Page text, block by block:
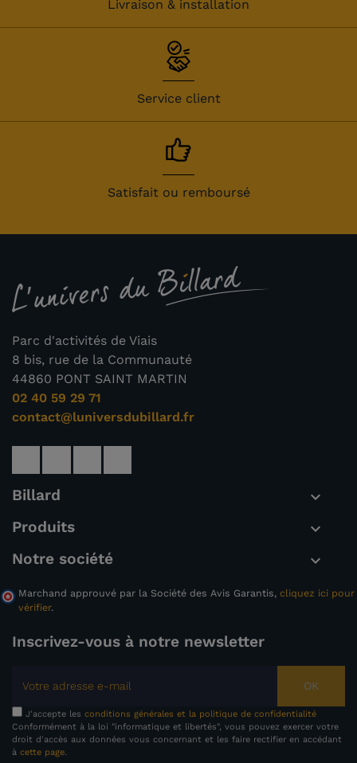
Livraison & installation
Service client
Satisfait ou remboursé
Parc d'activités de Viais
8 bis, rue de la Communauté
44860 PONT SAINT MARTIN
02 40 59 29 71
contact@luniversdubillard.fr
Billard 
Produits 
Notre société 
Marchand approuvé par la Société des Avis Garantis, cliquez ici pour
vérifier.
Inscrivez-vous à notre newsletter
OK
J'accepte les conditions générales et la politique de confidentialité
Conformément à la loi "informatique et libertés", vous pouvez exercer votre
droit d'accès aux données vous concernant et les faire rectifier en accédant
à cette page.